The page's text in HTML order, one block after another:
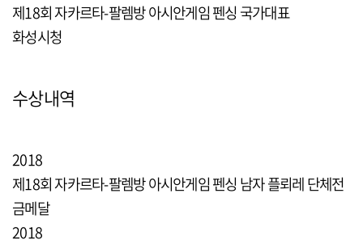
제18회 자카르타-팔렘방 아시안게임 펜싱 국가대표
화성시청
수상내역
2018
제18회 자카르타-팔렘방 아시안게임 펜싱 남자 플뢰레 단체전
금메달
2018